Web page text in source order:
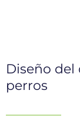
Diseño
perros